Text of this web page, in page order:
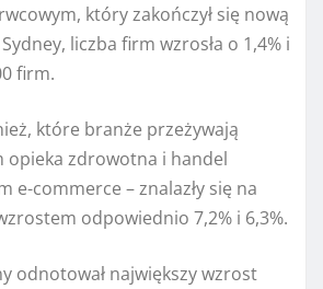
który zakończył się nową
liczba firm wzrosła o 1,4% i
firm.
które branże przeżywają
opieka zdrowotna i handel
e-commerce – znalazły się na
odpowiednio 7,2% i 6,3%.
odnotował największy wzrost